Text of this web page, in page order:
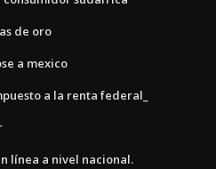
de oro
a mexico
a la renta federal_
línea a nivel nacional.